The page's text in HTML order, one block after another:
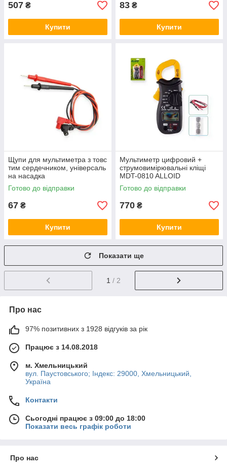
507 ₴
Купити
83 ₴
Купити
Щупи для мультиметра з товс
тим сердечником, універсаль
на насадка
Готово до відправки
67 ₴
Купити
Мультиметр цифровий +
струмовимірювальні кліщі
MDT-0810 ALLOID
Готово до відправки
770 ₴
Купити
Показати ще
1 / 2
Про нас
97% позитивних з 1928 відгуків за рік
Працює з 14.08.2018
м. Хмельницький
вул. Паустовського; Індекс: 29000, Хмельницький,
Україна
Контакти
Сьогодні працює з 09:00 до 18:00
Показати весь графік роботи
Про нас